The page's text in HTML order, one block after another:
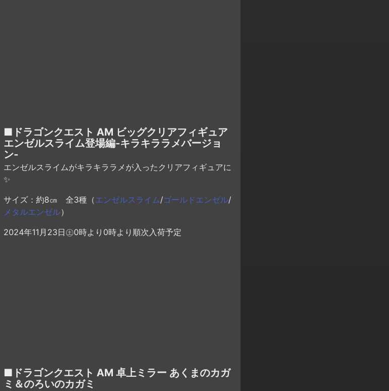
■ドラゴンクエスト AM ビッグクリアフィギュア
エンゼルスライム登場編-キラキララメバージョ
ン-
エンゼルスライムがキラキララメが入ったクリアフィギュアに
✨
サイズ：約8㎝ 全3種（エンゼルスライム/ゴールドエンゼル/
メタルエンゼル）
2024年11月23日㊏0時より0時より順次入荷予定
■ドラゴンクエスト AM 卓上ミラー あくまのカガ
ミ＆のろいのカガミ